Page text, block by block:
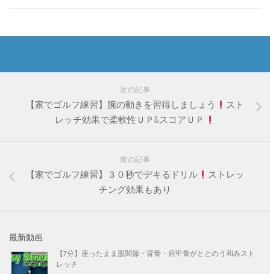
次の記事
【家でゴルフ練習】腕の動きを習得しましょう
スト
レッチ効果で柔軟性ＵＰ&スコアＵＰ
前の記事
【家でゴルフ練習】３０秒でデキるドリル
ストレッ
チング効果もあり
最新動画
【7分】座ったまま股関節・背骨・肩甲骨がととのう和みスト
レッチ